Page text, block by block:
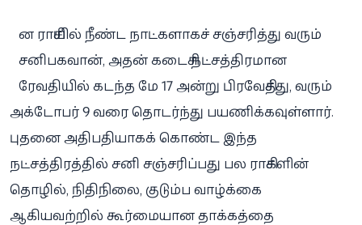
ன ராசியில் நீண்ட நாட்களாகச் சஞ்சரித்து வரும்
சனிபகவான், அதன் கடைசி நட்சத்திரமான
ரேவதியில் கடந்த மே 17 அன்று பிரவேசித்து, வரும்
அக்டோபர் 9 வரை தொடர்ந்து பயணிக்கவுள்ளார்.
புதனை அதிபதியாகக் கொண்ட இந்த
நட்சத்திரத்தில் சனி சஞ்சரிப்பது பல ராசிகளின்
தொழில், நிதிநிலை, குடும்ப வாழ்க்கை
ஆகியவற்றில் கூர்மையான தாக்கத்தை